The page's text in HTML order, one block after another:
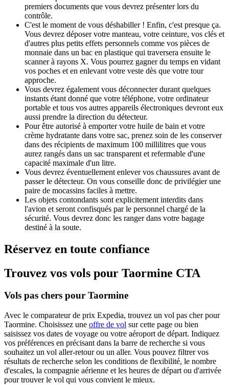
premiers documents que vous devrez présenter lors du
contrôle.
C'est le moment de vous déshabiller ! Enfin, c'est presque ça.
Vous devrez déposer votre manteau, votre ceinture, vos clés et
d'autres plus petits effets personnels comme vos pièces de
monnaie dans un bac en plastique qui traversera ensuite le
scanner à rayons X. Vous pourrez gagner du temps en vidant
vos poches et en enlevant votre veste dès que votre tour
approche.
Vous devrez également vous déconnecter durant quelques
instants étant donné que votre téléphone, votre ordinateur
portable et tous vos autres appareils électroniques devront eux
aussi prendre la direction du détecteur.
Pour être autorisé à emporter votre huile de bain et votre
crème hydratante dans votre sac, prenez soin de les conserver
dans des récipients de maximum 100 millilitres que vous
aurez rangés dans un sac transparent et refermable d'une
capacité maximale d'un litre.
Vous devrez éventuellement enlever vos chaussures avant de
passer le détecteur. On vous conseille donc de privilégier une
paire de mocassins faciles à mettre.
Les objets contondants sont explicitement interdits dans
l'avion et seront confisqués par le personnel chargé de la
sécurité. Vous devrez donc les ranger dans votre bagage
destiné à la soute.
Réservez en toute confiance
Trouvez vos vols pour Taormine CTA
Vols pas chers pour Taormine
Avec le comparateur de prix Expedia, trouvez un vol pas cher pour
Taormine. Choisissez une offre de vol sur cette page ou bien
saisissez vos dates de voyage ou votre aéroport de départ. Indiquez
vos préférences en précisant dans la barre de recherche si vous
souhaitez un vol aller-retour ou un aller. Vous pouvez filtrer vos
résultats de recherche selon les conditions de flexibilité, le nombre
d'escales, la compagnie aérienne et les heures de départ ou d'arrivée
pour trouver le vol qui vous convient le mieux.